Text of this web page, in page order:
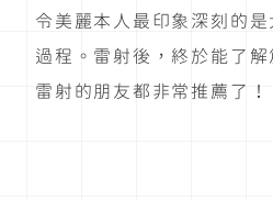
令美麗本人最印象深刻的
過程。雷射後，終於能了
雷射的朋友都非常推薦了！